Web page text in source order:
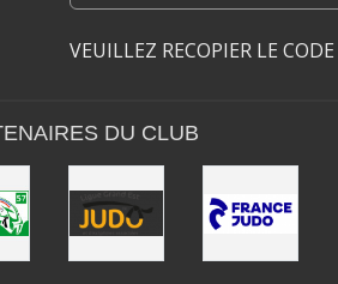
VEUILLEZ RECOPIER LE CODE
DU CLUB